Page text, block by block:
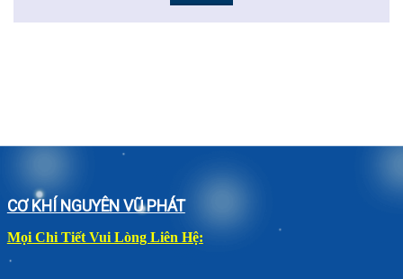
CƠ KHÍ NGUYÊN VŨ PHÁT
Mọi Chi Tiết Vui Lòng Liên Hệ: